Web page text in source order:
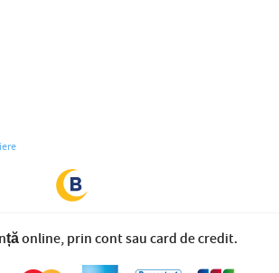
online, prin cont sau card de credit.